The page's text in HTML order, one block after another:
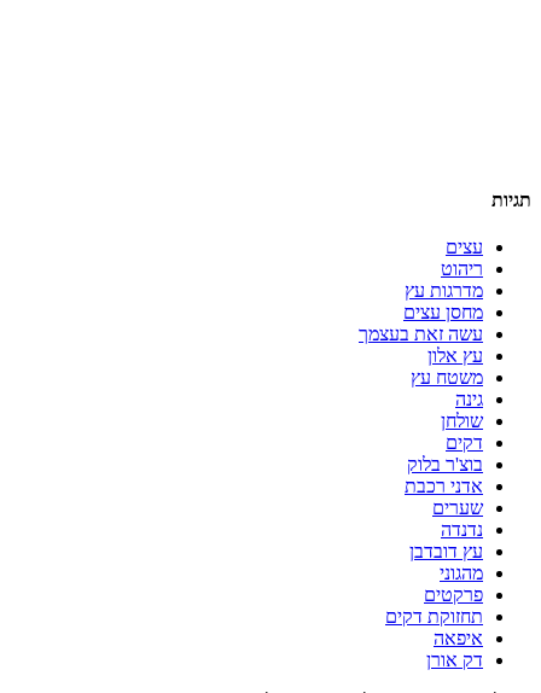
תגיות
עצים
ריהוט
מדרגות עץ
מחסן עצים
עשה זאת בעצמך
עץ אלון
משטח עץ
גינה
שולחן
דקים
בוצ'ר בלוק
אדני רכבת
שערים
נדנדה
עץ דובדבן
מהגוני
פרקטים
תחזוקת דקים
איפאה
דק אורן